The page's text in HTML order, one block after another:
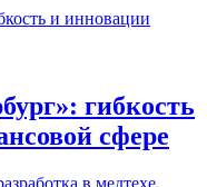
гибкость
сфере